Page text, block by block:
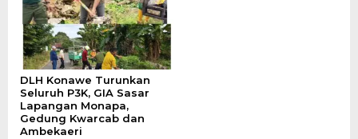
DLH Konawe Turunkan
Seluruh P3K, GIA Sasar
Lapangan Monapa,
Gedung Kwarcab dan
Ambekaeri